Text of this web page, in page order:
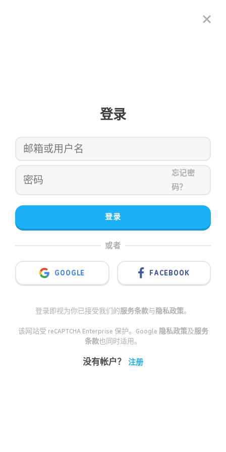
登录
忘记密
码？
登录
或者
GOOGLE FACEBOOK
登录即视为你已接受我们的服务条款与隐私政策。
该网站受 reCAPTCHA Enterprise 保护。Google 隐私政策及服务
条款也同时适用。
没有帐户？ 注册